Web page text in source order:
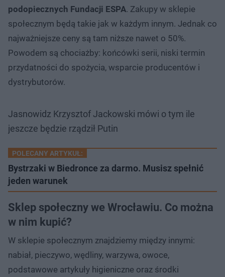
podopiecznych Fundacji ESPA. Zakupy w sklepie
społecznym będą takie jak w każdym innym. Jednak co
najważniejsze ceny są tam niższe nawet o 50%.
Powodem są chociażby: końcówki serii, niski termin
przydatności do spożycia, wsparcie producentów i
dystrybutorów.
Jasnowidz Krzysztof Jackowski mówi o tym ile
jeszcze będzie rządził Putin
POLECANY ARTYKUŁ:
Bystrzaki w Biedronce za darmo. Musisz spełnić
jeden warunek
Sklep społeczny we Wrocławiu. Co można
w nim kupić?
W sklepie społecznym znajdziemy między innymi:
nabiał, pieczywo, wędliny, warzywa, owoce,
podstawowe artykuły higieniczne oraz środki